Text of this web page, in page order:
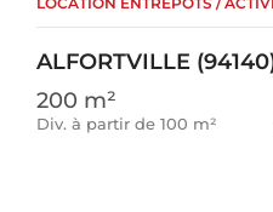
ALFORTVILLE
200 m²
Div. à partir de 100 m²